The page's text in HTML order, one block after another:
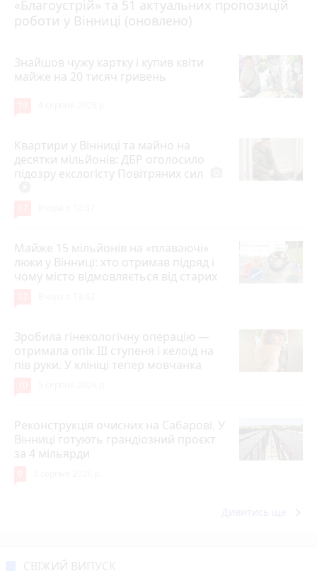
«Благоустрій» та 51 актуальних пропозицій
роботи у Вінниці (оновлено)
Знайшов чужу картку і купив квіти
майже на 20 тисяч гривень
Квартири у Вінниці та майно на
десятки мільйонів: ДБР оголосило
підозру екслогісту Повітряних сил
Майже 15 мільйонів на «плаваючі»
люки у Вінниці: хто отримав підряд і
чому місто відмовляється від старих
Зробила гінекологічну операцію —
отримала опік ІІІ ступеня і келоїд на
пів руки. У клініці тепер мовчанка
Реконструкція очисних на Сабарові. У
Вінниці готують грандіозний проєкт
за 4 мільярди